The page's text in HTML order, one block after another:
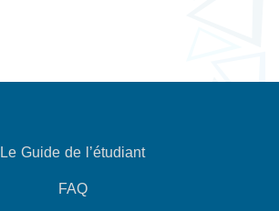
Le Guide de l’étudiant
FAQ